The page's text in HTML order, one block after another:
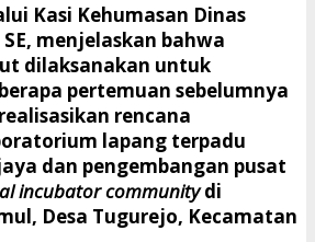
Kasi Kehumasan Dinas
menjelaskan bahwa
dilaksanakan untuk
pertemuan sebelumnya
rencana
lapang terpadu
dan pengembangan pusat
incubator communitydi
Desa Tugurejo, Kecamatan